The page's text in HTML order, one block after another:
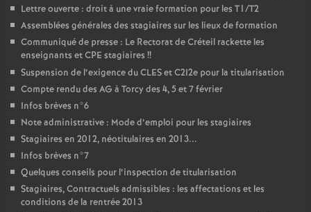
Lettre ouverte : droit à une vraie formation pour les T1/T2
Assemblées générales des stagiaires sur les lieux de formation
Communiqué de presse : Le Rectorat de Créteil rackette les
enseignants etCPE stagiaires !!
Suspension de l’exigence duCLESet C2I2e pour la titularisation
Compte rendu des AG à Torcy des 4, 5 et 7 février
Infos brèves n°6
Note administrative : Mode d’emploi pour les stagiaires
Stagiaires en 2012, néotitulaires en 2013...
Infos brèves n°7
Quelques conseils pour l’inspection de titularisation
Stagiaires, Contractuels admissibles : les affectations et les
conditions de la rentrée 2013